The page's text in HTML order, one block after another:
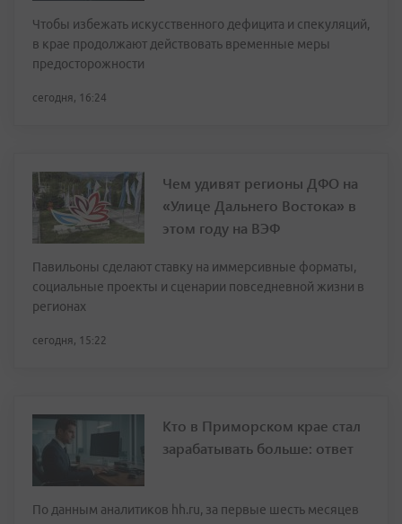
Чтобы избежать искусственного дефицита и спекуляций,
в крае продолжают действовать временные меры
предосторожности
сегодня, 16:24
Чем удивят регионы ДФО на
«Улице Дальнего Востока» в
этом году на ВЭФ
Павильоны сделают ставку на иммерсивные форматы,
социальные проекты и сценарии повседневной жизни в
регионах
сегодня, 15:22
Кто в Приморском крае стал
зарабатывать больше: ответ
По данным аналитиков hh.ru, за первые шесть месяцев